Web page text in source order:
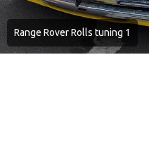
Range Rover Rolls tuning 1